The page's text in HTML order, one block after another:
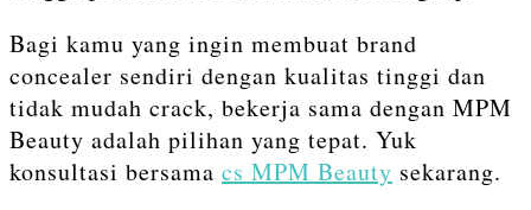
Bagi kamu yang ingin membuat brand
concealer sendiri dengan kualitas tinggi dan
tidak mudah crack, bekerja sama dengan MPM
Beauty adalah pilihan yang tepat. Yuk
konsultasi bersama cs MPM Beauty sekarang.